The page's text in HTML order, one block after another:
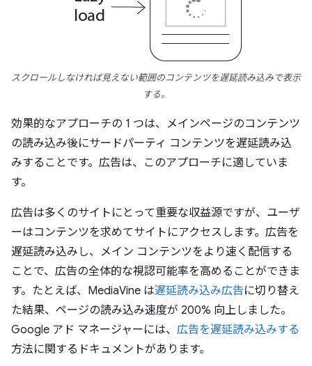
スクロールしなければ見えない範囲のコンテンツを遅延読み込みで表示
する。
効果的なアプローチの 1 つは、メインページのコンテンツ
の読み込み後にサードパーティ コンテンツを遅延読み込
みすることです。広告は、このアプローチに適していま
す。
広告は多くのサイトにとって重要な収益源ですが、ユーザ
ーはコンテンツを求めてサイトにアクセスします。広告を
遅延読み込みし、メイン コンテンツをより速く配信する
ことで、広告の全体的な視認可能率を高めることができま
す。たとえば、MediaVine は遅延読み込み広告に切り替え
た結果、ページの読み込み速度が 200% 向上しました。
Google アド マネージャーには、 広告を遅延読み込みする
方法に関するドキュメントがあります。